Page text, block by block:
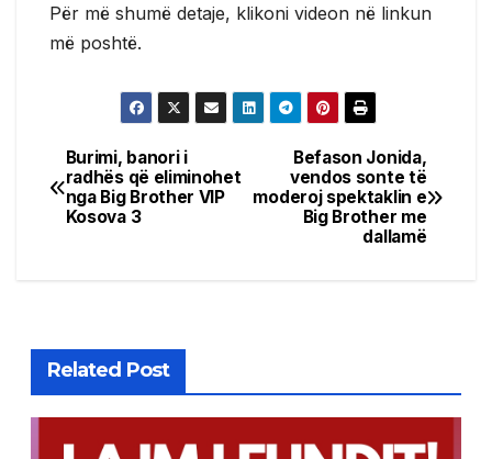
Për më shumë detaje, klikoni videon në linkun
më poshtë.
Post
navigation
Befason Jonida,
vendos sonte të
moderoj spektaklin e
Big Brother me
dallamë
Burimi, banori i
radhës që eliminohet
nga Big Brother VIP
Kosova 3
Related Post